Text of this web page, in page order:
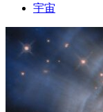
宇宙